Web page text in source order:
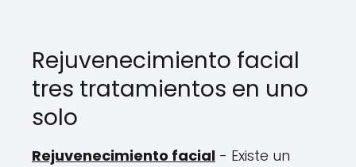
Rejuvenecimiento facial
tres tratamientos en uno
solo
Rejuvenecimiento facial - Existe un